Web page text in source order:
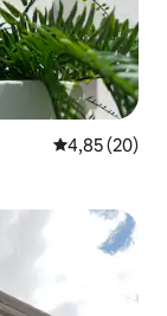
Gemiddelde
4,85 (20)